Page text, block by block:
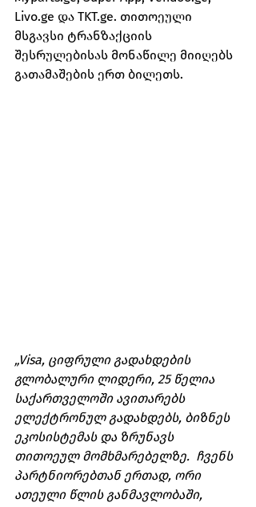
Livo.ge და TKT.ge. თითოეული
მსგავსი ტრანზაქციის
შესრულებისას მონაწილე მიიღებს
გათამაშების ერთ ბილეთს.
„Visa, ციფრული გადახდების
გლობალური ლიდერი, 25 წელია
საქართველოში ავითარებს
ელექტრონულ გადახდებს, ბიზნეს
ეკოსისტემას და ზრუნავს
თითოეულ მომხმარებელზე.  ჩვენს
პარტნიორებთან ერთად, ორი
ათეული წლის განმავლობაში,